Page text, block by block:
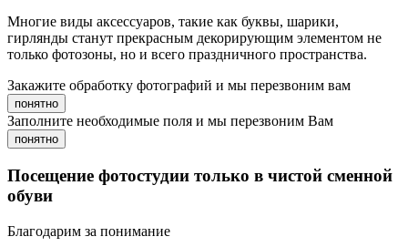
Многие виды аксессуаров, такие как буквы, шарики,
гирлянды станут прекрасным декорирующим элементом не
только фотозоны, но и всего праздничного пространства.
Закажите обработку фотографий и мы перезвоним вам
понятно
Заполните необходимые поля и мы перезвоним Вам
понятно
Посещение фотостудии только в чистой сменной
обуви
Благодарим за понимание